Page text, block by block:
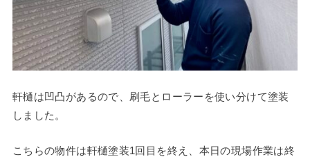
軒樋は凹凸があるので、刷毛とローラーを使い分けて塗装
しました。
こちらの物件は軒樋塗装1回目を終え、本日の現場作業は終